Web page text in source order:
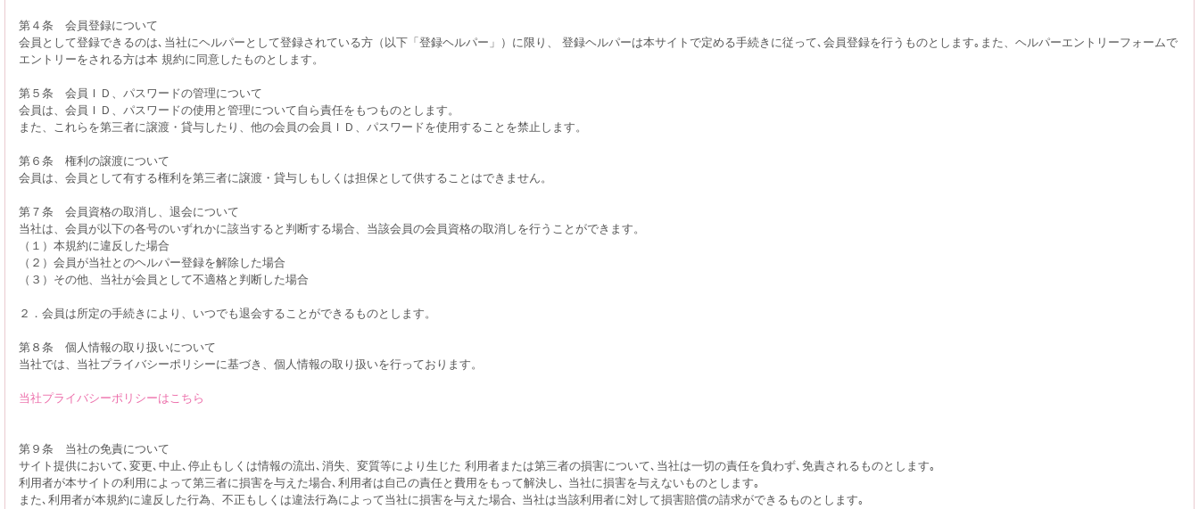
第４条 会員登録について
会員として登録できるのは､当社にヘルパーとして登録されている方（以下「登録ヘルパー」）に限り、 登録ヘルパーは本サイトで定める手続きに従って､会員登録を行うものとします｡また、ヘルパーエントリーフォームで
エントリーをされる方は本 規約に同意したものとします。
第５条 会員ＩＤ、パスワードの管理について
会員は、会員ＩＤ、パスワードの使用と管理について自ら責任をもつものとします。
また、これらを第三者に譲渡・貸与したり、他の会員の会員ＩＤ、パスワードを使用することを禁止します。
第６条 権利の譲渡について
会員は、会員として有する権利を第三者に譲渡・貸与しもしくは担保として供することはできません。
第７条 会員資格の取消し、退会について
当社は、会員が以下の各号のいずれかに該当すると判断する場合、当該会員の会員資格の取消しを行うことができます。
（１）本規約に違反した場合
（２）会員が当社とのヘルパー登録を解除した場合
（３）その他、当社が会員として不適格と判断した場合
２．会員は所定の手続きにより、いつでも退会することができるものとします。
第８条 個人情報の取り扱いについて
当社では、当社プライバシーポリシーに基づき、個人情報の取り扱いを行っております。
当社プライバシーポリシーはこちら
第９条 当社の免責について
サイト提供において､変更､中止､停止もしくは情報の流出､消失、変質等により生じた 利用者または第三者の損害について､当社は一切の責任を負わず､免責されるものとします｡
利用者が本サイトの利用によって第三者に損害を与えた場合､利用者は自己の責任と費用をもって解決し､ 当社に損害を与えないものとします｡
また､利用者が本規約に違反した行為、不正もしくは違法行為によって当社に損害を与えた場合､ 当社は当該利用者に対して損害賠償の請求ができるものとします｡